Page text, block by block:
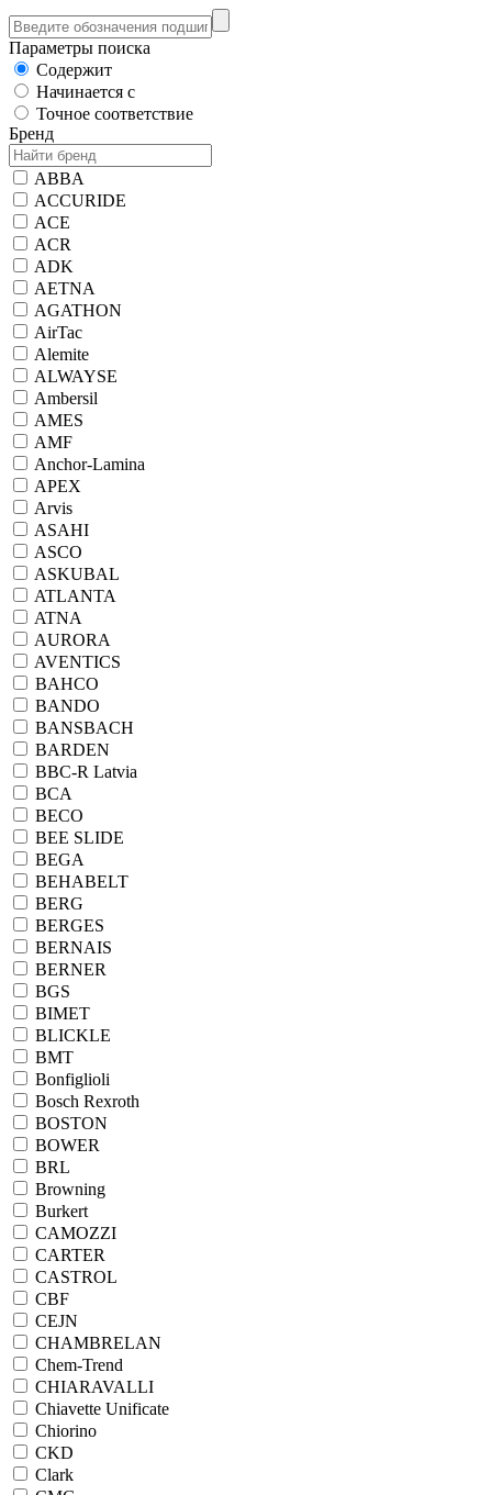
Параметры поиска
Содержит
Начинается с
Точное соответствие
Бренд
ABBA
ACCURIDE
ACE
ACR
ADK
AETNA
AGATHON
AirTac
Alemite
ALWAYSE
Ambersil
AMES
AMF
Anchor-Lamina
APEX
Arvis
ASAHI
ASCO
ASKUBAL
ATLANTA
ATNA
AURORA
AVENTICS
BAHCO
BANDO
BANSBACH
BARDEN
BBC-R Latvia
BCA
BECO
BEE SLIDE
BEGA
BEHABELT
BERG
BERGES
BERNAIS
BERNER
BGS
BIMET
BLICKLE
BMT
Bonfiglioli
Bosch Rexroth
BOSTON
BOWER
BRL
Browning
Burkert
CAMOZZI
CARTER
CASTROL
CBF
CEJN
CHAMBRELAN
Chem-Trend
CHIARAVALLI
Chiavette Unificate
Chiorino
CKD
Clark